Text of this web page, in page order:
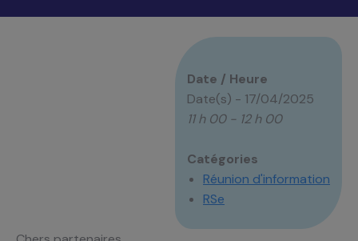
Date / Heure
Date(s) - 17/04/2025
11 h 00 - 12 h 00
Catégories
Réunion d'information
RSe